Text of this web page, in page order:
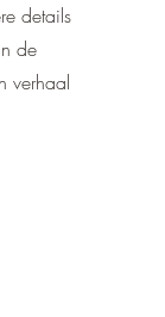
details
de
verhaal